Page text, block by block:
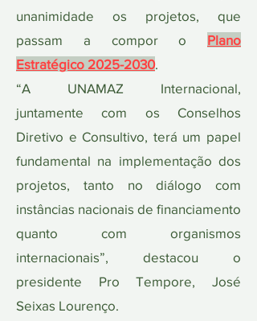
unanimidade os projetos, que
passam a compor o Plano
Estratégico 2025-2030.
“A UNAMAZ Internacional,
juntamente com os Conselhos
Diretivo e Consultivo, terá um papel
fundamental na implementação dos
projetos, tanto no diálogo com
instâncias nacionais de financiamento
quanto com organismos
internacionais”, destacou o
presidente Pro Tempore, José
Seixas Lourenço.